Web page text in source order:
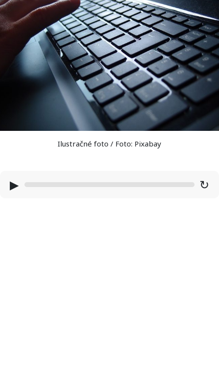
Ilustračné foto / Foto: Pixabay
▶ ↻